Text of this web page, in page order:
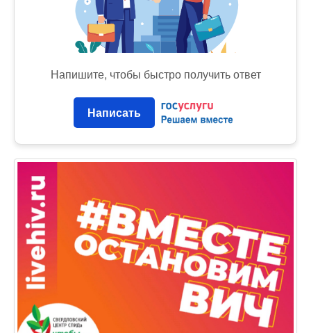
Напишите, чтобы быстро получить ответ
Написать